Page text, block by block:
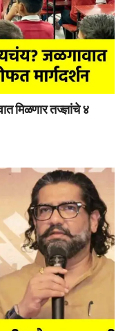
मिळणार तज्ज्ञांचे ४